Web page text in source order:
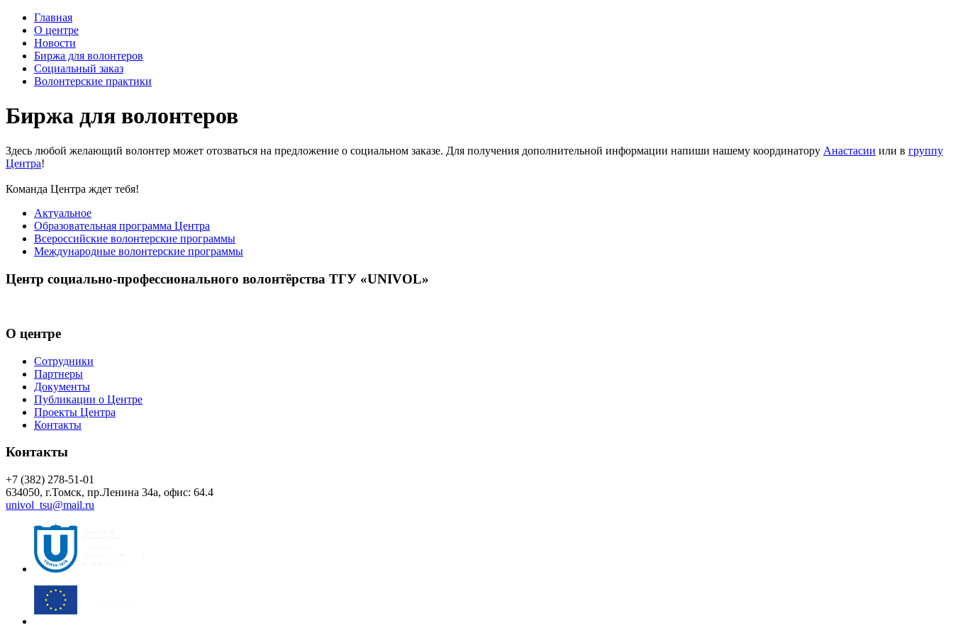
Главная
О центре
Новости
Биржа для волонтеров
Социальный заказ
Волонтерские практики
Биржа для волонтеров
Здесь любой желающий волонтер может отозваться на предложение о социальном заказе. Для получения дополнительной информации напиши нашему координатору Анастасии или в группу
Центра!
Команда Центра ждет тебя!
Актуальное
Образовательная программа Центра
Всероссийские волонтерские программы
Международные волонтерские программы
Центр социально-профессионального волонтёрства ТГУ «UNIVOL»
О центре
Сотрудники
Партнеры
Документы
Публикации о Центре
Проекты Центра
Контакты
Контакты
+7 (382) 278-51-01
634050, г.Томск, пр.Ленина 34а, офис: 64.4
univol_tsu@mail.ru